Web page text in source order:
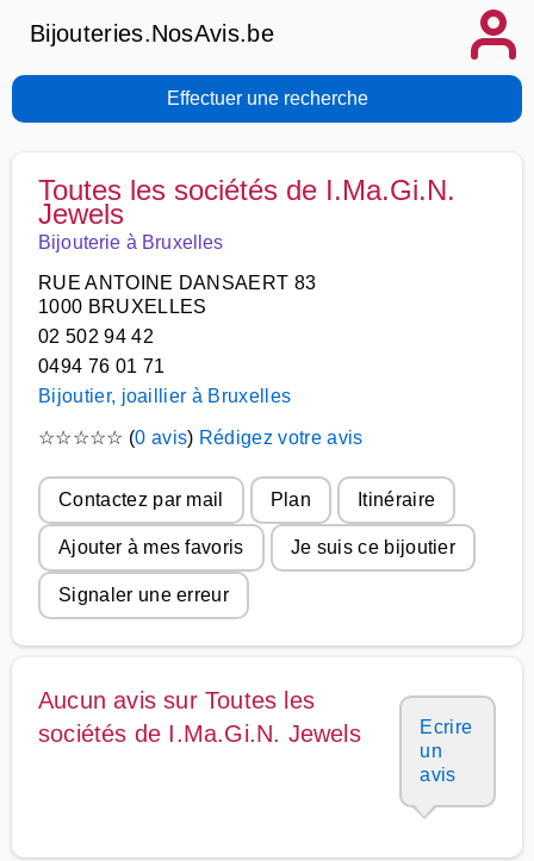
Bijouteries.NosAvis.be
Effectuer une recherche
Toutes les sociétés de I.Ma.Gi.N.
Jewels
Bijouterie à Bruxelles
RUE ANTOINE DANSAERT 83
1000 BRUXELLES
02 502 94 42
0494 76 01 71
Bijoutier, joaillier à Bruxelles
☆☆☆☆☆ (0 avis) Rédigez votre avis
Contactez par mail Plan Itinéraire
Ajouter à mes favoris Je suis ce bijoutier
Signaler une erreur
Aucun avis sur Toutes les
sociétés de I.Ma.Gi.N. Jewels
Ecrire
un
avis